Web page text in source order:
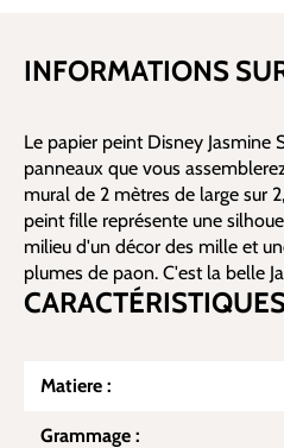
INFORMATIONS
Le papier peint Disney Jasmine
panneaux que vous
mural de 2 mètres de large sur
peint fille représente une
milieu d'un décor des mille et
plumes de paon. C'est la belle
Matiere :
Grammage :